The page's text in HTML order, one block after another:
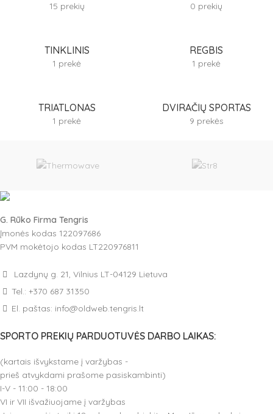
15 prekių 0 prekių
TINKLINIS
1 prekė
REGBIS
1 prekė
TRIATLONAS
1 prekė
DVIRAČIŲ SPORTAS
9 prekės
G. Rūko Firma Tengris
Įmonės kodas 122097686
PVM mokėtojo kodas LT220976811
Lazdynų g. 21, Vilnius LT-04129 Lietuva
Tel.: +370 687 31350
El. paštas: info@oldweb.tengris.lt
SPORTO PREKIŲ PARDUOTUVĖS DARBO LAIKAS:
(kartais išvykstame į varžybas -
prieš atvykdami prašome pasiskambinti)
I-V - 11:00 - 18:00
VI ir VII išvažiuojame į varžybas